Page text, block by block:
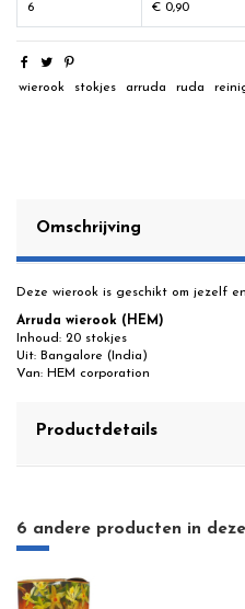
6 € 0,90
wierook stokjes arruda ruda
Omschrijving
Deze wierook is geschikt om jezelf
Arruda wierook (HEM)
Inhoud: 20 stokjes
Uit: Bangalore (India)
Van: HEM corporation
Productdetails
6 andere producten in